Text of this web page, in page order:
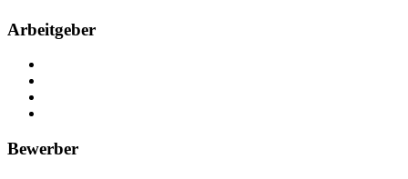
Arbeitgeber
Bewerber